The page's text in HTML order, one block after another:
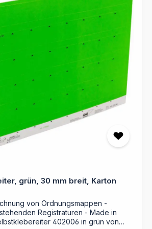
Durch die verschiedenen
auf den Kartonreitern finden
auf einen Blick. Nie wieder
Ihrer Mappen – mit dem
Sie stets den Überblick und
bei Ihrer Arbeit. Verlassen Sie sich
von MAPPEI und optimieren
mit diesem praktischen
Schreibkarton - Maße: 10
hellblau und 10 Stück rosa -
zum Selbstbeschriften -
Ordnungsmappen
Farben für einfaches
- Unterstützt eine
Ihrer Unterlagen durch
Akten - Für umfangreiche
wir einen Druckservice nach Ihren
grün, 30 mm breit, Karton
von Ordnungsmappen -
Registraturen - Made in
402006 in grün von